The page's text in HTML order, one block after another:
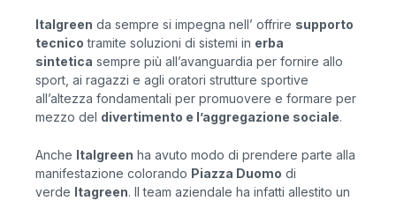
Italgreen da sempre si impegna nell’ offrire supporto
tecnico tramite soluzioni di sistemi in erba
sintetica sempre più all’avanguardia per fornire allo
sport, ai ragazzi e agli oratori strutture sportive
all’altezza fondamentali per promuovere e formare per
mezzo del divertimento e l’aggregazione sociale.
Anche Italgreen ha avuto modo di prendere parte alla
manifestazione colorando Piazza Duomo di
verde Itagreen. Il team aziendale ha infatti allestito un